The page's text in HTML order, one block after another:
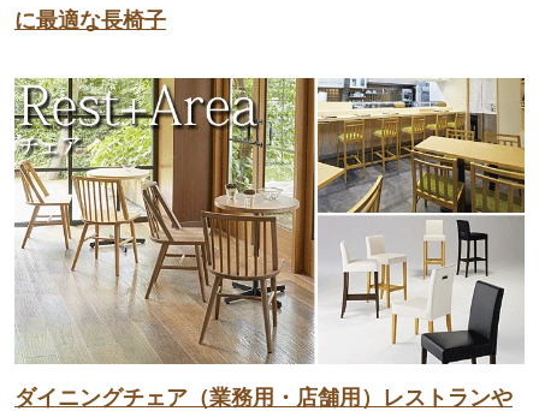
に最適な長椅子
ダイニングチェア（業務用・店舗用）レストランや